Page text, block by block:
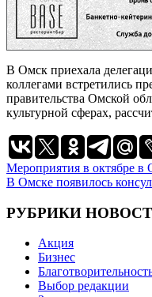
В Омск приехала
коллегами встретились
правительства Омской
культурной сферах,
Навигация
по
записям
Мероприятия в октябре в
В Омске появилось
РУБРИКИ
Акция
Бизнес
Выбор редакции